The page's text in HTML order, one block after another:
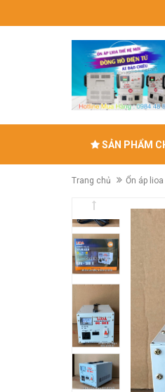
SẢN PHẨM
Trang chủ Ổn áp